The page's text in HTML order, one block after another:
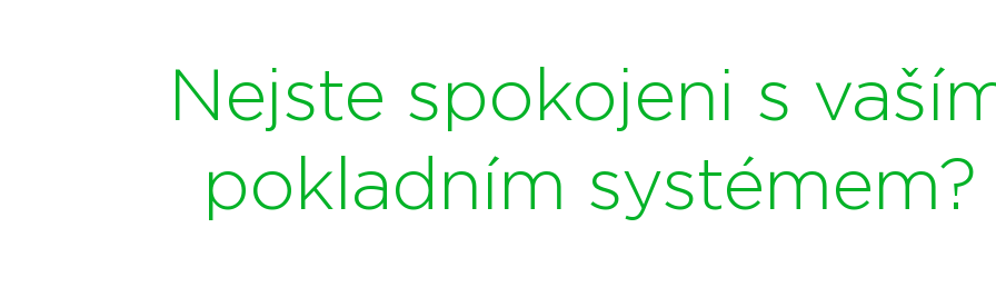
Nejste spokojeni s
pokladním systémem?